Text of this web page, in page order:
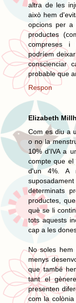
altra de les
això hem
opcions per a
productes
compreses i
podríem
conscienciar
probable que
Respon
Elizabeth
Com es diu a
o no la
10% d'IVA a
compte que
d'un 4%. A
determinats
productes,
què se li
tots aquests
cap a les
No soles
menys
que també
tant el
presenten
com la